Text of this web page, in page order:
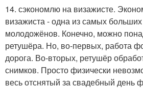
14. сэкономлю на визажисте.
визажиста - одна из самых
молодожёнов. Конечно, можно
ретушёра. Но, во-первых, работа
дорога. Во-вторых, ретушёр
снимков. Просто физически
весь отснятый за свадебный день